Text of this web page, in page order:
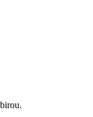
birou.